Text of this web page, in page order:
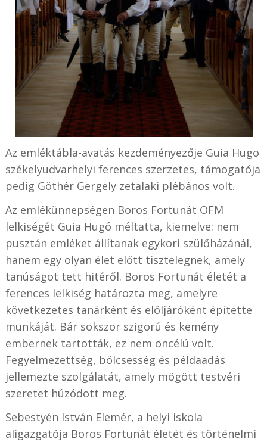
Az emléktábla-avatás kezdeményezője Guia Hugo
székelyudvarhelyi ferences szerzetes, támogatója
pedig Göthér Gergely zetalaki plébános volt.
Az emlékünnepségen Boros Fortunát OFM
lelkiségét Guia Hugó méltatta, kiemelve: nem
pusztán emléket állítanak egykori szülőházánál,
hanem egy olyan élet előtt tisztelegnek, amely
tanúságot tett hitéről. Boros Fortunát életét a
ferences lelkiség határozta meg, amelyre
következetes tanárként és elöljáróként építette
munkáját. Bár sokszor szigorú és kemény
embernek tartották, ez nem öncélú volt.
Fegyelmezettség, bölcsesség és példaadás
jellemezte szolgálatát, amely mögött testvéri
szeretet húzódott meg.
Sebestyén István Elemér, a helyi iskola
aligazgatója Boros Fortunát életét és történelmi